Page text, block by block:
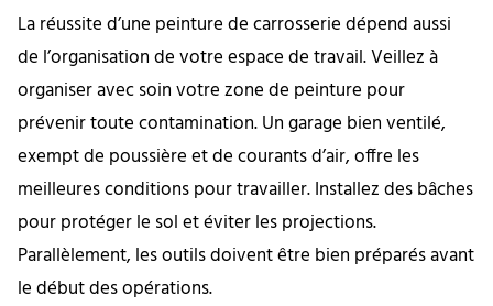
La réussite d’une peinture de carrosserie dépend aussi
de l’organisation de votre espace de travail. Veillez à
organiser avec soin votre zone de peinture pour
prévenir toute contamination. Un garage bien ventilé,
exempt de poussière et de courants d’air, offre les
meilleures conditions pour travailler. Installez des bâches
pour protéger le sol et éviter les projections.
Parallèlement, les outils doivent être bien préparés avant
le début des opérations.